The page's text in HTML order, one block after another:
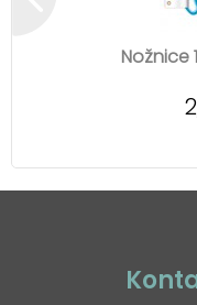
Nožnice